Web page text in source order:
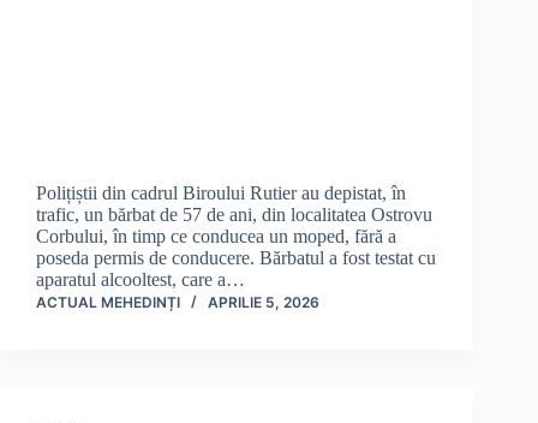
Polițiștii din cadrul Biroului Rutier au depistat, în
trafic, un bărbat de 57 de ani, din localitatea Ostrovu
Corbului, în timp ce conducea un moped, fără a
poseda permis de conducere. Bărbatul a fost testat cu
aparatul alcooltest, care a…
ACTUAL MEHEDINȚI APRILIE 5, 2026